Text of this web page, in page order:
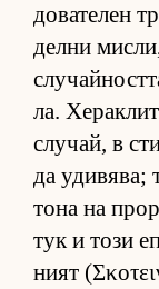
до­ва­те­лен
делни
ла.
слу­чай, в
да уди­вя­ва;
тона на
тук и този
ният